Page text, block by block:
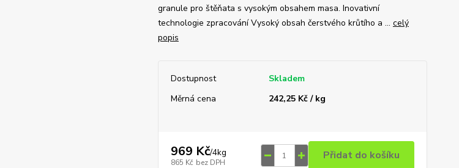
granule pro štěňata s vysokým obsahem masa. Inovativní
technologie zpracování Vysoký obsah čerstvého krůtího a ... celý
popis
Dostupnost
Skladem
Měrná cena
242,25 Kč / kg
969 Kč/4kg
865 Kč bez DPH
Přidat do košíku